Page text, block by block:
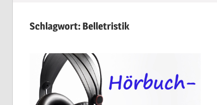
Schlagwort: Belletristik